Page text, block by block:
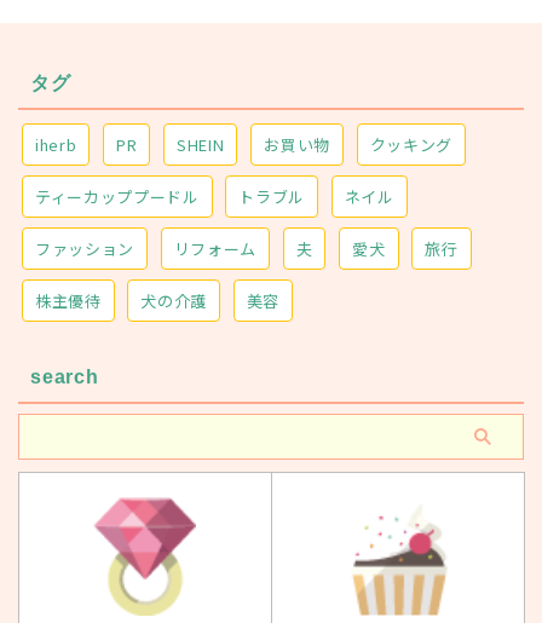
タグ
iherb PR SHEIN お買い物 クッキング
ティーカッププードル トラブル ネイル
ファッション リフォーム 夫 愛犬 旅行
株主優待 犬の介護 美容
search